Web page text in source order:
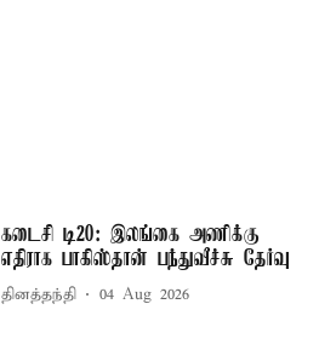
கடைசி டி20: இலங்கை அணிக்கு
எதிராக பாகிஸ்தான் பந்துவீச்சு தேர்வு
தினத்தந்தி 04 Aug 2026